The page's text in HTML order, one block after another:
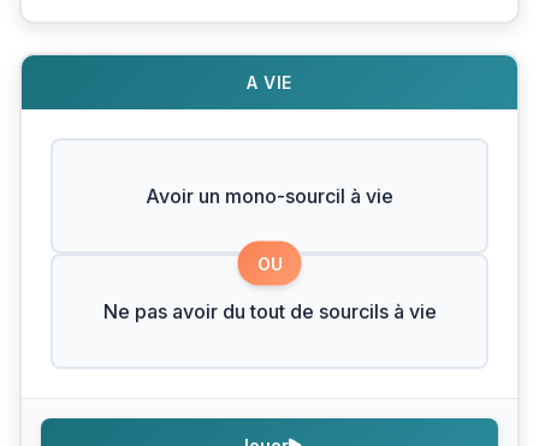
A VIE
Avoir un mono-sourcil à vie
OU
Ne pas avoir du tout de sourcils à vie